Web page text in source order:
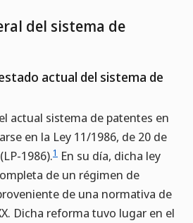
del sistema de
actual del sistema de
actual sistema de patentes en
en la Ley 11/1986, de 20 de
1986).1 En su día, dicha ley
de un régimen de
de una normativa de
Dicha reforma tuvo lugar en el